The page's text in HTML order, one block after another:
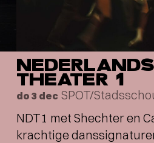
THEATER 1
do 3 dec SPOT/
NDT1 met Shechter en
krachtige